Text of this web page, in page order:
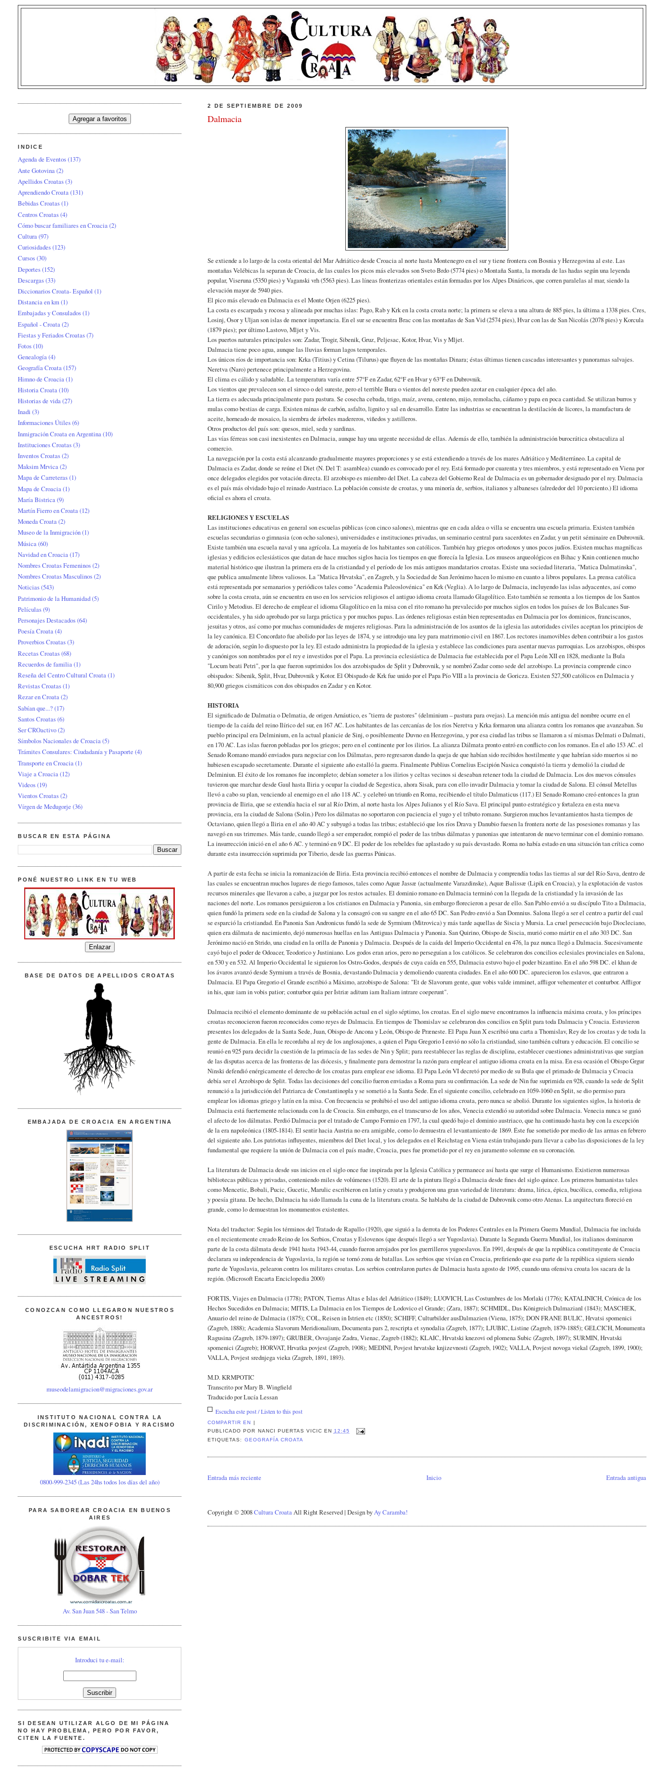
2 DE SEPTIEMBRE DE 2009
Dalmacia
Se extiende a lo largo de la costa oriental del Mar Adriático desde Croacia al norte hasta Montenegro en el sur y tiene frontera con Bosnia y Herzegovina al este. Las
montañas Velébicas la separan de Croacia, de las cuales los picos más elevados son Sveto Brdo (5774 pies) o Montaña Santa, la morada de las hadas según una leyenda
popular, Viseruna (5350 pies) y Vaganski vrh (5563 pies). Las líneas fronterizas orientales están formadas por los Alpes Dináricos, que corren paralelas al mar, siendo la
elevación mayor de 5940 pies.
El pico más elevado en Dalmacia es el Monte Orjen (6225 pies).
La costa es escarpada y rocosa y alineada por muchas islas: Pago, Rab y Krk en la costa croata norte; la primera se eleva a una altura de 885 pies, la última a 1338 pies. Cres,
Losinj, Osor y Uljan son islas de menor importancia. En el sur se encuentra Brac con las montañas de San Vid (2574 pies), Hvar con las de San Nicolás (2078 pies) y Korcula
(1879 pies); por último Lastovo, Mljet y Vis.
Los puertos naturales principales son: Zadar, Trogir, Sibenik, Gruz, Peljesac, Kotor, Hvar, Vis y Mljet.
Dalmacia tiene poco agua, aunque las lluvias forman lagos temporales.
Los únicos ríos de importancia son: Krka (Titius) y Cetina (Tilurus) que fluyen de las montañas Dinara; éstas últimas tienen cascadas interesantes y panoramas salvajes.
Neretva (Naro) pertenece principalmente a Herzegovina.
El clima es cálido y saludable. La temperatura varía entre 57°F en Zadar, 62°F en Hvar y 63°F en Dubrovnik.
Los vientos que prevalecen son el siroco o del sureste, pero el terrible Bura o vientos del noreste pueden azotar en cualquier época del año.
La tierra es adecuada principalmente para pastura. Se cosecha cebada, trigo, maíz, avena, centeno, mijo, remolacha, cáñamo y papa en poca cantidad. Se utilizan burros y
mulas como bestias de carga. Existen minas de carbón, asfalto, lignito y sal en desarrollo. Entre las industrias se encuentran la destilación de licores, la manufactura de
aceite, horneado de mosaico, la siembra de árboles madereros, viñedos y astilleros.
Otros productos del país son: quesos, miel, seda y sardinas.
Las vías férreas son casi inexistentes en Dalmacia, aunque hay una urgente necesidad de ellas. Además de ello, también la administración burocrática obstaculiza al
comercio.
La navegación por la costa está alcanzando gradualmente mayores proporciones y se está extendiendo a través de los mares Adriático y Mediterráneo. La capital de
Dalmacia es Zadar, donde se reúne el Diet (N. Del T: asamblea) cuando es convocado por el rey. Está formado por cuarenta y tres miembros, y está representado en Viena por
once delegados elegidos por votación directa. El arzobispo es miembro del Diet. La cabeza del Gobierno Real de Dalmacia es un gobernador designado por el rey. Dalmacia
es el país más olvidado bajo el reinado Austriaco. La población consiste de croatas, y una minoría de, serbios, italianos y albaneses (alrededor del 10 porciento.) El idioma
oficial es ahora el croata.
RELIGIONES Y ESCUELAS
Las instituciones educativas en general son escuelas públicas (con cinco salones), mientras que en cada aldea o villa se encuentra una escuela primaria. Existen también
escuelas secundarias o gimnasia (con ocho salones), universidades e instituciones privadas, un seminario central para sacerdotes en Zadar, y un petit séminaire en Dubrovnik.
Existe también una escuela naval y una agrícola. La mayoría de los habitantes son católicos. También hay griegos ortodoxos y unos pocos judíos. Existen muchas magníficas
iglesias y edificios eclesiásticos que datan de hace muchos siglos hacia los tiempos en que florecía la Iglesia. Los museos arqueológicos en Bihac y Knin contienen mucho
material histórico que ilustran la primera era de la cristiandad y el período de los más antiguos mandatarios croatas. Existe una sociedad literaria, "Matica Dalmatinska",
que publica anualmente libros valiosos. La "Matica Hrvatska", en Zagreb, y la Sociedad de San Jerónimo hacen lo mismo en cuanto a libros populares. La prensa católica
está representada por semanarios y periódicos tales como "Academia Paleoslovénica" en Krk (Veglia). A lo largo de Dalmacia, incluyendo las islas adyacentes, así como
sobre la costa croata, aún se encuentra en uso en los servicios religiosos el antiguo idioma croata llamado Glagolítico. Esto también se remonta a los tiempos de los Santos
Cirilo y Metodius. El derecho de emplear el idioma Glagolítico en la misa con el rito romano ha prevalecido por muchos siglos en todos los países de los Balcanes Sur-
occidentales, y ha sido aprobado por su larga práctica y por muchos papas. Las órdenes religiosas están bien representadas en Dalmacia por los dominicos, franciscanos,
jesuitas y otros, así como por muchas comunidades de mujeres religiosas. Para la administración de los asuntos de la iglesia las autoridades civiles aceptan los principios de
la ley canónica. El Concordato fue abolido por las leyes de 1874, y se introdujo una ley para matrimonio civil en 1867. Los rectores inamovibles deben contribuir a los gastos
de adoración, según lo dispuesto por la ley. El estado administra la propiedad de la iglesia y establece las condiciones para asentar nuevas parroquias. Los arzobispos, obispos
y canónigos son nombrados por el rey e investidos por el Papa. La provincia eclesiástica de Dalmacia fue establecida por el Papa León XII en 1828, mediante la Bula
"Locum beati Petri", por la que fueron suprimidos los dos arzobispados de Split y Dubrovnik, y se nombró Zadar como sede del arzobispo. La provincia comprende cinco
obispados: Sibenik, Split, Hvar, Dubrovnik y Kotor. El Obispado de Krk fue unido por el Papa Pío VIII a la provincia de Goricza. Existen 527,500 católicos en Dalmacia y
80,900 griegos cismáticos con dos obispados en Zadar y en Kotor.
HISTORIA
El significado de Dalmatia o Delmatia, de origen Arnáutico, es "tierra de pastores" (delminium – pastura para ovejas). La mención más antigua del nombre ocurre en el
tiempo de la caída del reino Ilírico del sur, en 167 AC. Los habitantes de las cercanías de los ríos Neretva y Krka formaron una alianza contra los romanos que avanzaban. Su
pueblo principal era Delminium, en la actual planicie de Sinj, o posiblemente Duvno en Herzegovina, y por esa ciudad las tribus se llamaron a sí mismas Delmati o Dalmati,
en 170 AC. Las islas fueron pobladas por los griegos; pero en el continente por los ilirios. La alianza Dálmata pronto entró en conflicto con los romanos. En el año 153 AC. el
Senado Romano mandó enviados para negociar con los Dálmatas, pero regresaron dando la queja de que habían sido recibidos hostilmente y que habrían sido muertos si no
hubiesen escapado secretamente. Durante el siguiente año estalló la guerra. Finalmente Publius Cornelius Escipión Nasica conquistó la tierra y demolió la ciudad de
Delminiun. El éxito de los romanos fue incompleto; debían someter a los ilirios y celtas vecinos si deseaban retener toda la ciudad de Dalmacia. Los dos nuevos cónsules
tuvieron que marchar desde Gaul hasta Iliria y ocupar la ciudad de Segestica, ahora Sisak, para con ello invadir Dalmacia y tomar la ciudad de Salona. El cónsul Metellus
llevó a cabo su plan, venciendo al enemigo en el año 118 AC. y celebró un triunfo en Roma, recibiendo el título Dalmaticus (117.) El Senado Romano creó entonces la gran
provincia de Iliria, que se extendía hacia el sur al Río Drim, al norte hasta los Alpes Julianos y el Río Sava. El principal punto estratégico y fortaleza en esta nueva
provincia, era la ciudad de Salona (Solin.) Pero los dálmatas no soportaron con paciencia el yugo y el tributo romano. Surgieron muchos levantamientos hasta tiempos de
Octaviano, quien llegó a Iliria en el año 40 AC y subyugó a todas las tribus; estableció que los ríos Drava y Danubio fuesen la frontera norte de las posesiones romanas y las
navegó en sus trirremes. Más tarde, cuando llegó a ser emperador, rompió el poder de las tribus dálmatas y panonias que intentaron de nuevo terminar con el dominio romano.
La insurrección inició en el año 6 AC. y terminó en 9 DC. El poder de los rebeldes fue aplastado y su país devastado. Roma no había estado en una situación tan crítica como
durante esta insurrección suprimida por Tiberio, desde las guerras Púnicas.
A partir de esta fecha se inicia la romanización de Iliria. Esta provincia recibió entonces el nombre de Dalmacia y comprendía todas las tierras al sur del Río Sava, dentro de
las cuales se encuentran muchos lugares de riego famosos, tales como Aquæ Jassæ (actualmente Varazdinske), Aquæ Balissæ (Lipik en Croacia), y la explotación de vastos
recursos minerales que llevaron a cabo, a juzgar por los restos actuales. El dominio romano en Dalmacia terminó con la llegada de la cristiandad y la invasión de las
naciones del norte. Los romanos persiguieron a los cristianos en Dalmacia y Panonia, sin embargo florecieron a pesar de ello. San Pablo envió a su discípulo Tito a Dalmacia,
quien fundó la primera sede en la ciudad de Salona y la consagró con su sangre en el año 65 DC. San Pedro envió a San Domnius. Salona llegó a ser el centro a partir del cual
se esparció la cristiandad. En Panonia San Andronicus fundó la sede de Syrmium (Mitrovica) y más tarde aquellas de Siscia y Mursia. La cruel persecución bajo Diocleciano,
quien era dálmata de nacimiento, dejó numerosas huellas en las Antiguas Dalmacia y Panonia. San Quirino, Obispo de Siscia, murió como mártir en el año 303 DC. San
Jerónimo nació en Strido, una ciudad en la orilla de Panonia y Dalmacia. Después de la caída del Imperio Occidental en 476, la paz nunca llegó a Dalmacia. Sucesivamente
cayó bajo el poder de Odoacer, Teodorico y Justiniano. Los godos eran arios, pero no perseguían a los católicos. Se celebraron dos concilios eclesiales provinciales en Salona,
en 530 y en 532. Al Imperio Occidental le siguieron los Ostro-Godos, después de cuya caída en 555, Dalmacia estuvo bajo el poder bizantino. En el año 598 DC. el khan de
los ávaros avanzó desde Syrmium a través de Bosnia, devastando Dalmacia y demoliendo cuarenta ciudades. En el año 600 DC. aparecieron los eslavos, que entraron a
Dalmacia. El Papa Gregorio el Grande escribió a Máximo, arzobispo de Salona: "Et de Slavorum gente, quæ vobis valde imminet, affligor vehementer et conturbor. Affligor
in his, quæ iam in vobis patior; conturbor quia per Istriæ aditum iam Italiam intrare coeperunt".
Dalmacia recibió el elemento dominante de su población actual en el siglo séptimo, los croatas. En el siglo nueve encontramos la influencia máxima croata, y los príncipes
croatas reconocieron fueron reconocidos como reyes de Dalmacia. En tiempos de Thomislav se celebraron dos concilios en Split para toda Dalmacia y Croacia. Estuvieron
presentes los delegados de la Santa Sede, Juan, Obispo de Ancona y León, Obispo de Præneste. El Papa Juan X escribió una carta a Thomislav, Rey de los croatas y de toda la
gente de Dalmacia. En ella le recordaba al rey de los anglosajones, a quien el Papa Gregorio I envió no sólo la cristiandad, sino también cultura y educación. El concilio se
reunió en 925 para decidir la cuestión de la primacía de las sedes de Nin y Split; para reestablecer las reglas de disciplina, establecer cuestiones administrativas que surgían
de las disputas acerca de las fronteras de las diócesis, y finalmente para demostrar la razón para emplear el antiguo idioma croata en la misa. En esa ocasión el Obispo Grgur
Ninski defendió enérgicamente el derecho de los croatas para emplear ese idioma. El Papa León VI decretó por medio de su Bula que el primado de Dalmacia y Croacia
debía ser el Arzobispo de Split. Todas las decisiones del concilio fueron enviadas a Roma para su confirmación. La sede de Nin fue suprimida en 928, cuando la sede de Split
renunció a la jurisdicción del Patriarca de Constantinopla y se sometió a la Santa Sede. En el siguiente concilio, celebrado en 1059-1060 en Split, se dio permiso para
emplear los idiomas griego y latín en la misa. Con frecuencia se prohibió el uso del antiguo idioma croata, pero nunca se abolió. Durante los siguientes siglos, la historia de
Dalmacia está fuertemente relacionada con la de Croacia. Sin embargo, en el transcurso de los años, Venecia extendió su autoridad sobre Dalmacia. Venecia nunca se ganó
el afecto de los dálmatas. Perdió Dalmacia por el tratado de Campo Formio en 1797, la cual quedó bajo el dominio austriaco, que ha continuado hasta hoy con la excepción
de la era napoleónica (1805-1814). El sentir hacia Austria no era amigable, como lo demuestra el levantamiento de 1869. Éste fue sometido por medio de las armas en febrero
del siguiente año. Los patriotas influyentes, miembros del Diet local, y los delegados en el Reichstag en Viena están trabajando para llevar a cabo las disposiciones de la ley
fundamental que requiere la unión de Dalmacia con el país madre, Croacia, pues fue prometido por el rey en juramento solemne en su coronación.
La literatura de Dalmacia desde sus inicios en el siglo once fue inspirada por la Iglesia Católica y permanece así hasta que surge el Humanismo. Existieron numerosas
bibliotecas públicas y privadas, conteniendo miles de volúmenes (1520). El arte de la pintura llegó a Dalmacia desde fines del siglo quince. Los primeros humanistas tales
como Mencetic, Bobali, Pucic, Gucetic, Marulic escribieron en latín y croata y produjeron una gran variedad de literatura: drama, lírica, épica, bucólica, comedia, religiosa
y poesía gitana. De hecho, Dalmacia ha sido llamada la cuna de la literatura croata. Se hablaba de la ciudad de Dubrovnik como otro Atenas. La arquitectura floreció en
grande, como lo demuestran los monumentos existentes.
Nota del traductor: Según los términos del Tratado de Rapallo (1920), que siguió a la derrota de los Poderes Centrales en la Primera Guerra Mundial, Dalmacia fue incluida
en el recientemente creado Reino de los Serbios, Croatas y Eslovenos (que después llegó a ser Yugoslavia). Durante la Segunda Guerra Mundial, los italianos dominaron
parte de la costa dálmata desde 1941 hasta 1943-44, cuando fueron arrojados por los guerrilleros yugoeslavos. En 1991, después de que la república constituyente de Croacia
declarara su independencia de Yugoslavia, la región se tornó zona de batallas. Los serbios que vivían en Croacia, prefiriendo que esa parte de la república siguiera siendo
parte de Yugoslavia, pelearon contra los militares croatas. Los serbios controlaron partes de Dalmacia hasta agosto de 1995, cuando una ofensiva croata los sacara de la
región. (Microsoft Encarta Enciclopedia 2000)
FORTIS, Viajes en Dalmacia (1778); PATON, Tierras Altas e Islas del Adriático (1849); LUOVICH, Las Costumbres de los Morlaki (1776); KATALINICH, Crónica de los
Hechos Sucedidos en Dalmacia; MITIS, La Dalmacia en los Tiempos de Lodovico el Grande; (Zara, 1887); SCHMIDL, Das Königreich Dalmazianl (1843); MASCHEK,
Anuario del reino de Dalmacia (1875); COL, Reisen in Istrien etc (1850); SCHIFF, Culturbilder ausDalmazien (Viena, 1875); DON FRANE BULIC, Hrvatsi spomenici
(Zagreb, 1888); Academia Slavorum Meridionalium, Documenta pars 2, rescripta et synodalia (Zagreb, 1877); LJUBIC, Listine (Zagreb, 1879-1885); GELCICH, Monumenta
Ragusina (Zagreb, 1879-1897); GRUBER, Osvajanje Zadra, Vienac, Zagreb (1882); KLAIC, Hrvatski knezovi od plomena Subic (Zagreb, 1897); SURMIN, Hrvatski
spomenici (Zagreb); HORVAT, Hrvatka povjest (Zagreb, 1908); MEDINI, Povjest hrvatske knjizevnosti (Zagreb, 1902); VALLA, Povjest novoga viekal (Zagreb, 1899, 1900);
VALLA, Povjest srednjega vieka (Zagreb, 1891, 1893).
M.D. KRMPOTIC
Transcrito por Mary B. Wingfield
Traducido por Lucía Lessan
Escucha este post / Listen to this post
COMPARTIR EN
|
PUBLICADO POR NANCI PUERTAS VICIC EN 12:45
ETIQUETAS: GEOGRAFÍA CROATA
Entrada más reciente Entrada antigua
Inicio
Copyright © 2008Cultura Croata All Right Reserved | Design by Ay Caramba!
INDICE
Agenda de Eventos(137)
Ante Gotovina(2)
Apellidos Croatas(3)
Aprendiendo Croata(131)
Bebidas Croatas(1)
Centros Croatas(4)
Cómo buscar familiares en Croacia(2)
Cultura(97)
Curiosidades(123)
Cursos(30)
Deportes(152)
Descargas(33)
Diccionarios Croata- Español (1)
Distancia en km(1)
Embajadas y Consulados(1)
Español - Croata (2)
Fiestas y Feriados Croatas(7)
Fotos(10)
Genealogía(4)
Geografía Croata(157)
Himno de Croacia (1)
Historia Croata(10)
Historias de vida(27)
Inadi (3)
Informaciones Útiles(6)
Inmigración Croata en Argentina (10)
Instituciones Croatas(3)
Inventos Croatas(2)
Maksim Mrvica(2)
Mapa de Carreteras(1)
Mapa de Croacia (1)
María Bistrica(9)
Martín Fierro en Croata(12)
Moneda Croata(2)
Museo de la Inmigración(1)
Música (60)
Navidad en Croacia(17)
Nombres Croatas Femeninos(2)
Nombres Croatas Masculinos(2)
Noticias(543)
Patrimonio de la Humanidad(5)
Películas(9)
Personajes Destacados(64)
Poesía Croata(4)
Proverbios Croatas(3)
Recetas Croatas(68)
Recuerdos de familia(1)
Reseña del Centro Cultural Croata(1)
Revistas Croatas(1)
Rezar en Croata(2)
Sabían que...?(17)
Santos Croatas(6)
Ser CROactivo(2)
Símbolos Nacionales de Croacia(5)
Trámites Consulares: Ciudadanía y Pasaporte (4)
Transporte en Croacia(1)
Viaje a Croacia(12)
Videos(19)
Vientos Croatas(2)
Vírgen de Međugorje (36)
BUSCAR EN ESTA PÁGINA
PONÉ NUESTRO LINK EN TU WEB
BASE DE DATOS DE APELLIDOS CROATAS
EMBAJADA DE CROACIA EN ARGENTINA
ESCUCHA HRT RADIO SPLIT
CONOZCAN COMO LLEGARON NUESTROS
ANCESTROS!
museodelamigracion@migraciones.gov.ar
INSTITUTO NACIONAL CONTRA LA
DISCRIMINACIÓN, XENOFOBIA Y RACISMO
0800-999-2345 (Las 24hs todos los días del año)
PARA SABOREAR CROACIA EN BUENOS
AIRES
Av. San Juan 548 - San Telmo
SUSCRIBITE VIA EMAIL
Introduci tu e-mail:
SI DESEAN UTILIZAR ALGO DE MI PÁGINA
NO HAY PROBLEMA, PERO POR FAVOR,
CITEN LA FUENTE.